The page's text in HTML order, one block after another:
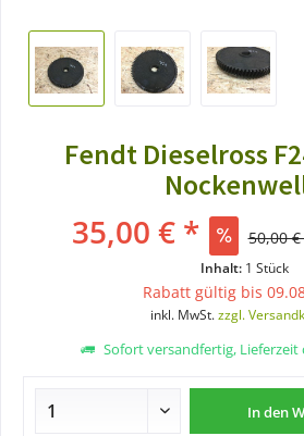
Fendt Dieselross
35,00 € * 50,00
Inhalt: 1 Stück
Rabatt gültig bis
inkl. MwSt.zzgl.
Sofort versandfertig, Lieferzeit
In den